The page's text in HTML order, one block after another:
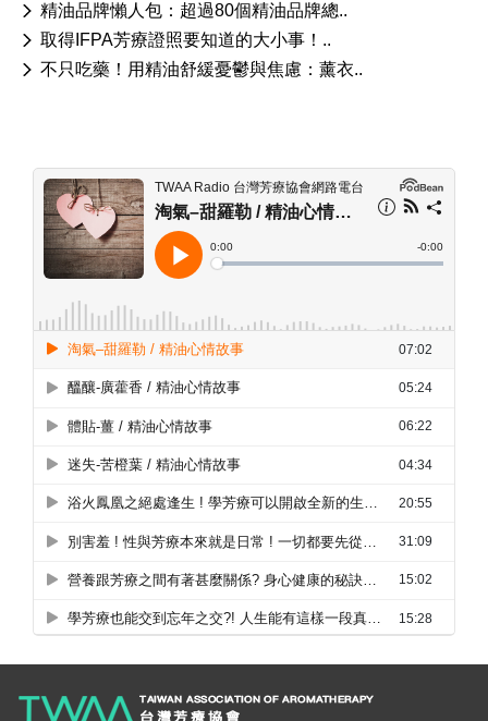
精油品牌懶人包：超過80個精油品牌總..
取得IFPA芳療證照要知道的大小事！..
不只吃藥！用精油舒緩憂鬱與焦慮：薰衣..